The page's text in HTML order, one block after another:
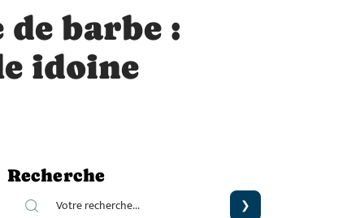
barbe :
idoine
Recherche